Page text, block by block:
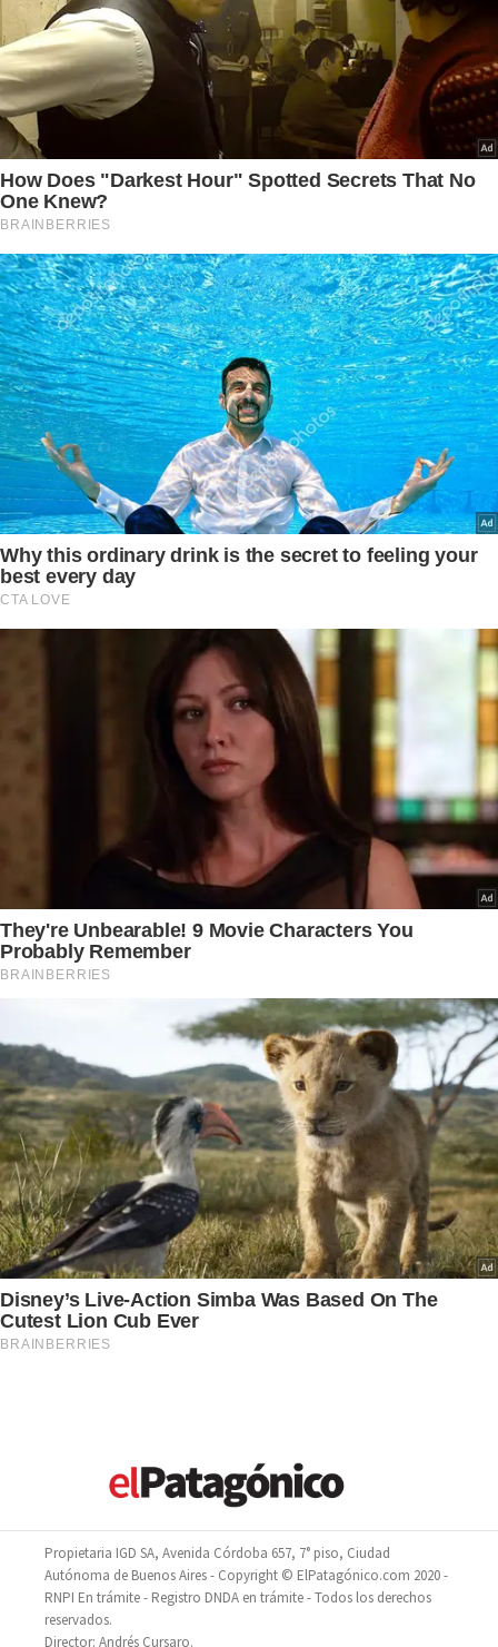
Propietaria IGD SA, Avenida Córdoba 657, 7° piso, Ciudad
Autónoma de Buenos Aires - Copyright © ElPatagónico.com 2020 -
RNPI En trámite - Registro DNDA en trámite - Todos los derechos
reservados.
Director: Andrés Cursaro.